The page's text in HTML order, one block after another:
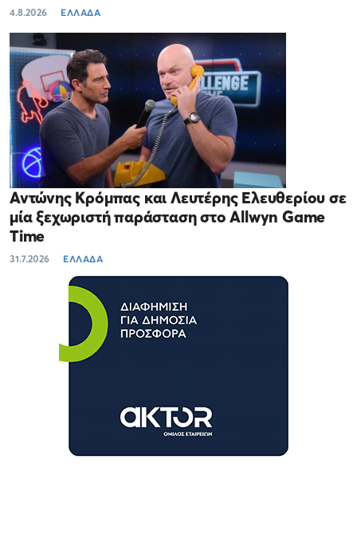
4.8.2026 ΕΛΛΑΔΑ
Αντώνης Κρόμπας και Λευτέρης Ελευθερίου σε
μία ξεχωριστή παράσταση στο Allwyn Game
Time
31.7.2026 ΕΛΛΑΔΑ